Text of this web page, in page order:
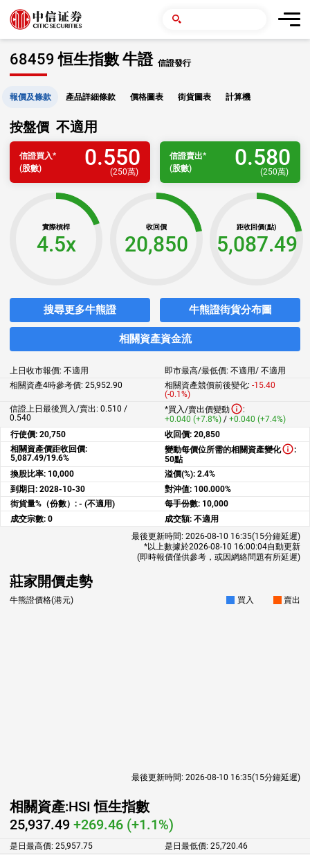
68459 恒生指數 牛證 信證發行
報價及條款 產品詳細條款 價格圖表 街貨圖表 計算機
按盤價 不適用
信證買入*
(股數)
0.550
(250萬)
信證賣出*
(股數)
0.580
(250萬)
實際槓桿
4.5x
收回價
20,850
距收回價(點)
5,087.49
搜尋更多牛熊證 牛熊證街貨分布圖
相關資產資金流
上日收市報價: 不適用 即市最高/最低價: 不適用/ 不適用
相關資產4時參考價: 25,952.90 相關資產競價前後變化: -15.40
(-0.1%)
信證上日最後買入/賣出: 0.510 /
0.540
*買入/賣出價變動
:
+0.040 (+7.8%) / +0.040 (+7.4%)
行使價: 20,750 收回價: 20,850
相關資產價距收回價:
5,087.49/19.6%
變動每價位所需的相關資產變化
:
50點
換股比率: 10,000 溢價(%): 2.4%
到期日: 2028-10-30 對沖值: 100.000%
街貨量%（份數）: - (不適用) 每手份數: 10,000
成交宗數: 0 成交額: 不適用
最後更新時間: 2026-08-10 16:35(15分鐘延遲)
*以上數據於2026-08-10 16:00:04自動更新
(即時報價僅供參考，或因網絡問題有所延遲)
莊家開價走勢
牛熊證價格(港元) 買入 賣出
最後更新時間: 2026-08-10 16:35(15分鐘延遲)
相關資產:HSI 恒生指數
25,937.49 +269.46 (+1.1%)
是日最高價: 25,957.75 是日最低價: 25,720.46